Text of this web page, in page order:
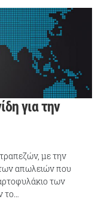
για την
με την
απωλειών που
των
το…